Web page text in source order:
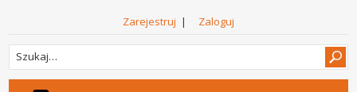
Zarejestruj | Zaloguj